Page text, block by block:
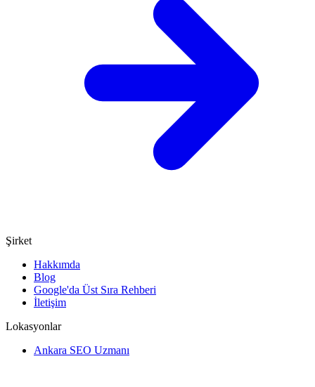
Şirket
Hakkımda
Blog
Google'da Üst Sıra Rehberi
İletişim
Lokasyonlar
Ankara SEO Uzmanı